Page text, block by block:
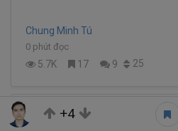
Chung Minh Tú
0 phút đọc
5.7K 17 9 25
cẩm nang cho người bắt
+4